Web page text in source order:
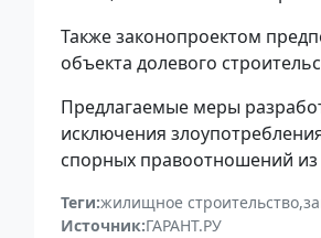
Также законопроектом
объекта долевого
Предлагаемые меры
исключения
спорных правоотношений из
Теги:жилищное строительство,
Источник:ГАРАНТ.РУ